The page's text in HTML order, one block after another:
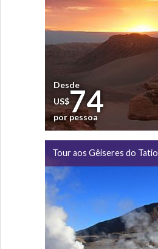
Desde
US$74
por pessoa
Tour aos Gêiseres do Tatio